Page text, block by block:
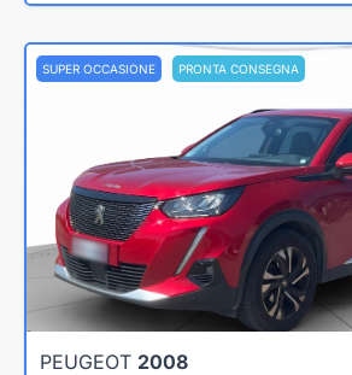
SUPER OCCASIONE PRONTA CONSEGNA
PEUGEOT 2008